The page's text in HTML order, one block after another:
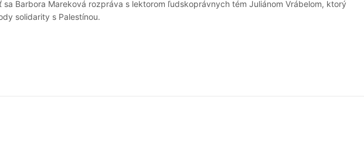
Barbora Mareková rozpráva s lektorom ľudskoprávnych tém Juliánom Vrábelom, ktorý
solidarity s Palestínou.